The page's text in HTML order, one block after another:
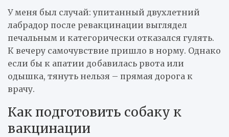
У меня был случай: упитанный двухлетний
лабрадор после ревакцинации выглядел
печальным и категорически отказался гулять.
К вечеру самочувствие пришло в норму. Однако
если бы к апатии добавилась рвота или
одышка, тянуть нельзя – прямая дорога к
врачу.
Как подготовить собаку к
вакцинации